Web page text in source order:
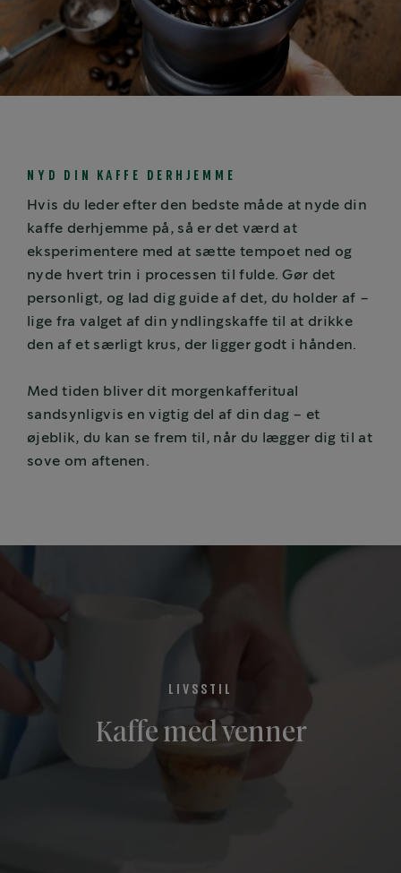
NYD DIN KAFFE DERHJEMME
Hvis du leder efter den bedste måde at nyde din
kaffe derhjemme på, så er det værd at
eksperimentere med at sætte tempoet ned og
nyde hvert trin i processen til fulde. Gør det
personligt, og lad dig guide af det, du holder af –
lige fra valget af din yndlingskaffe til at drikke
den af et særligt krus, der ligger godt i hånden.
Med tiden bliver dit morgenkafferitual
sandsynligvis en vigtig del af din dag – et
øjeblik, du kan se frem til, når du lægger dig til at
sove om aftenen.
LIVSSTIL
Kaffe med venner